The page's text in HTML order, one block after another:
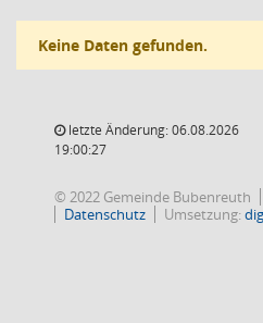
Keine Daten gefunden.
letzte Änderung: 06.08.2026
19:00:27
© 2022 Gemeinde Bubenreuth
Datenschutz
Umsetzung: